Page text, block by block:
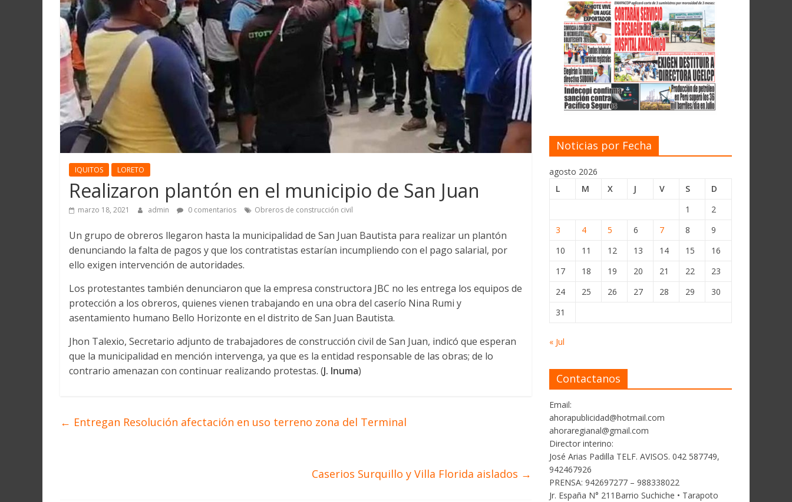
Martín
y
Loreto
IQUITOS LORETO
Realizaron plantón en el municipio de San Juan
marzo 18, 2021 admin 0 comentarios Obreros de construcción civil
Un grupo de obreros llegaron hasta la municipalidad de San Juan Bautista para realizar un plantón
denunciando la falta de pagos y que los contratistas estarían incumpliendo con el pago salarial, por
ello exigen intervención de autoridades.
Los protestantes también denunciaron que la empresa constructora JBC no les entrega los equipos de
protección a los obreros, quienes vienen trabajando en una obra del caserío Nina Rumi y
asentamiento humano Bello Horizonte en el distrito de San Juan Bautista.
Jhon Talexio, Secretario adjunto de trabajadores de construcción civil de San Juan, indicó que esperan
que la municipalidad en mención intervenga, ya que es la entidad responsable de las obras; de lo
contrario amenazan con continuar realizando protestas. (J. Inuma)
← Entregan Resolución afectación en uso terreno zona del Terminal
Caserios Surquillo y Villa Florida aislados →
Noticias por Fecha
agosto 2026
L
M X J V S
D
1
2
3
4 5 6 7 8
9
10
11 12 13 14 15
16
17
18 19 20 21 22
23
24
25 26 27 28 29
30
31
« Jul
Contactanos
Email:
ahorapublicidad@hotmail.com
ahoraregianal@gmail.com
Director interino:
José Arias Padilla TELF. AVISOS. 042 587749,
942467926
PRENSA: 942697277 – 988338022
Jr. España N° 211Barrio Suchiche • Tarapoto